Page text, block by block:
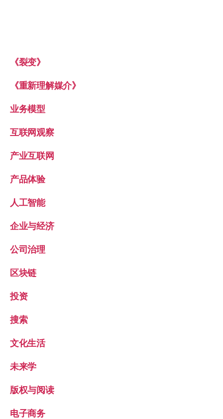
《裂变》
《重新理解媒介》
业务模型
互联网观察
产业互联网
产品体验
人工智能
企业与经济
公司治理
区块链
投资
搜索
文化生活
未来学
版权与阅读
电子商务